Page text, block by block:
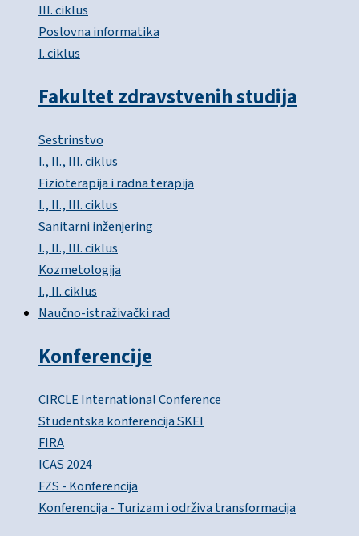
III. ciklus
Poslovna informatika
I. ciklus
Fakultet zdravstvenih studija
Sestrinstvo
I., II., III. ciklus
Fizioterapija i radna terapija
I., II., III. ciklus
Sanitarni inženjering
I., II., III. ciklus
Kozmetologija
I., II. ciklus
Naučno-istraživački rad
Konferencije
CIRCLE International Conference
Studentska konferencija SKEI
FIRA
ICAS 2024
FZS - Konferencija
Konferencija - Turizam i održiva transformacija